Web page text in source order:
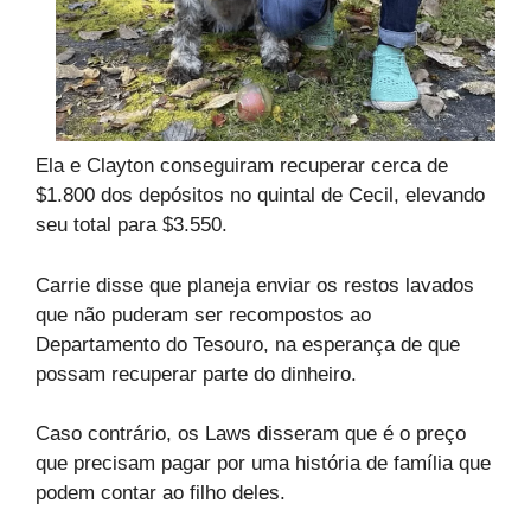
Ela e Clayton conseguiram recuperar cerca de
$1.800 dos depósitos no quintal de Cecil, elevando
seu total para $3.550.
Carrie disse que planeja enviar os restos lavados
que não puderam ser recompostos ao
Departamento do Tesouro, na esperança de que
possam recuperar parte do dinheiro.
Caso contrário, os Laws disseram que é o preço
que precisam pagar por uma história de família que
podem contar ao filho deles.